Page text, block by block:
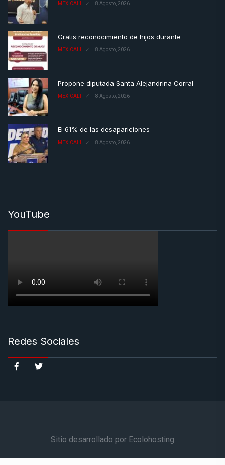
MEXICALI 8 Agosto, 2026
Gratis reconocimiento de hijos durante
MEXICALI 8 Agosto, 2026
Propone diputada Santa Alejandrina Corral
MEXICALI 8 Agosto, 2026
El 61% de las desapariciones
MEXICALI 8 Agosto, 2026
YouTube
Redes Sociales
Sitio desarrollado por Ecolohosting